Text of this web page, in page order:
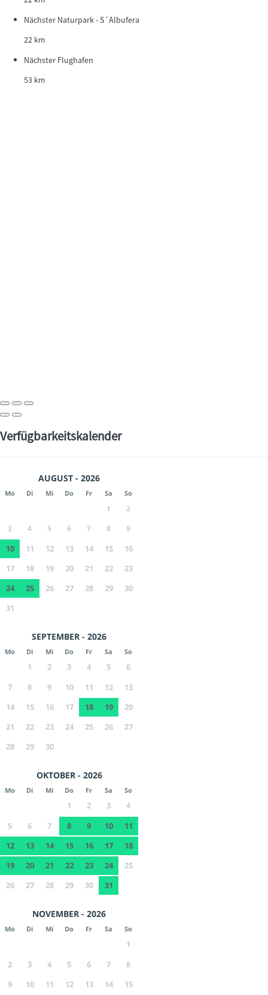
Nächster Naturpark - S´Albufera
22 km
Nächster Flughafen
53 km
Verfügbarkeitskalender
AUGUST - 2026
Mo Di Mi Do Fr Sa So
1
2
3
4 5 6 7 8 9
10 11 12 13 14 15
16
17
18 19 20 21 22
23
24
25 26 27 28 29
30
31
SEPTEMBER - 2026
Mo Di Mi Do Fr Sa So
1 2 3 4 5
6
7
8 9 10 11 12
13
14
15 16 17 18 19
20
21
22 23 24 25 26
27
28
29 30
OKTOBER - 2026
Mo Di Mi Do Fr Sa So
1 2 3
4
5
6 7 8 9 10
11
12
13 14 15 16 17
18
19
20 21 22 23 24
25
26
27 28 29 30 31
NOVEMBER - 2026
Mo Di Mi Do Fr Sa So
1
2
3 4 5 6 7
8
9
10 11 12 13 14
15